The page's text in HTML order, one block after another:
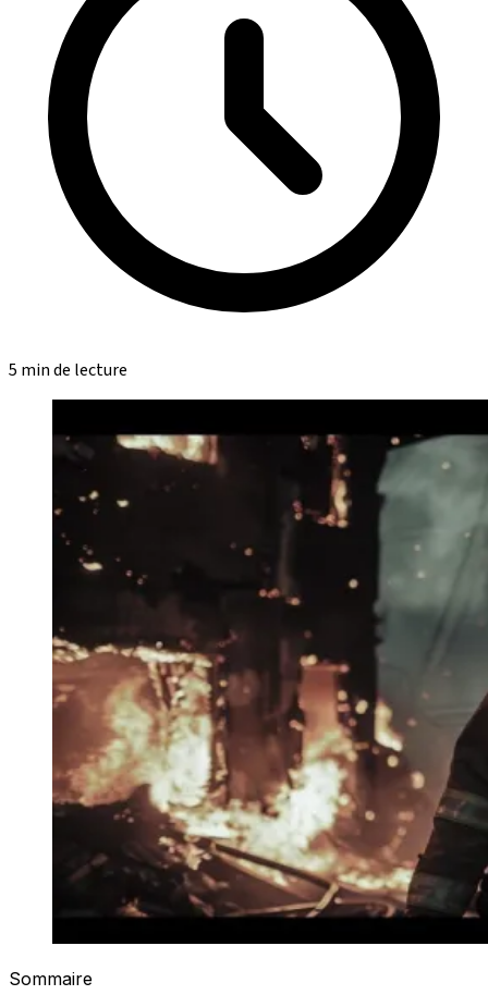
5 min de lecture
Sommaire